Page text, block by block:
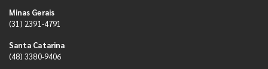
Minas Gerais
(31) 2391-4791
Santa Catarina
(48) 3380-9406